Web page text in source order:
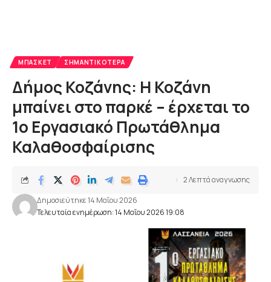
ΜΠΆΣΚΕΤ ΣΗΜΑΝΤΙΚΌΤΕΡΑ
Δήμος Κοζάνης: Η Κοζάνη
μπαίνει στο παρκέ – έρχεται το
1ο Εργασιακό Πρωτάθλημα
Καλαθοσφαίρισης
Τελευταία ενημέρωση: 14 Μαΐου 2026 19:08
Δημοσιεύτηκε 14 Μαΐου 2026
2 Λεπτά αναγνωσης